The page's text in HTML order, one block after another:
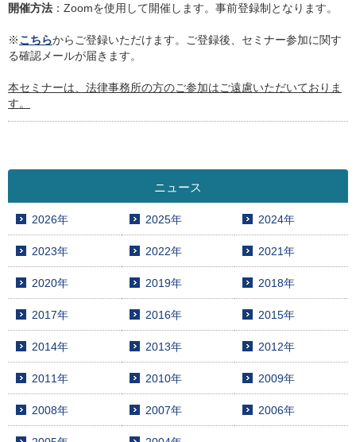
開催方法 ：Zoomを使用して開催します。事前登録制となります。
※こちらからご登録いただけます。ご登録後、セミナー参加に関す
る確認メールが届きます。
本セミナーは、法律事務所の方のご参加はご遠慮いただいておりま
す。
ニュース
2026年 2025年 2024年
2023年 2022年 2021年
2020年 2019年 2018年
2017年 2016年 2015年
2014年 2013年 2012年
2011年 2010年 2009年
2008年 2007年 2006年